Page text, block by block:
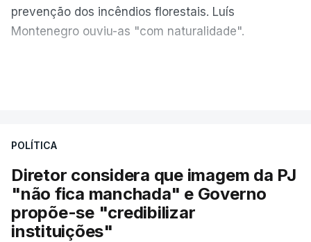
prevenção dos incêndios florestais. Luís
Montenegro ouviu-as "com naturalidade".
próprios um esforço muito grande nesta altura
para podermos atuar na prevenção e no
combate aos incêndios
", afirmou Luís
Montenegro em Fafe, à margem da inauguração de
uma Loja do Cidadão.
POLÍTICA
Diretor considera que imagem da PJ
"não fica manchada" e Governo
propõe-se "credibilizar
instituições"